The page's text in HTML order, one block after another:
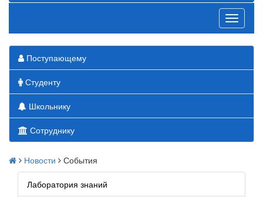
Toggle
Поступающему
Студенту
Школьнику
Сотруднику
Новости События
Лаборатория знаний